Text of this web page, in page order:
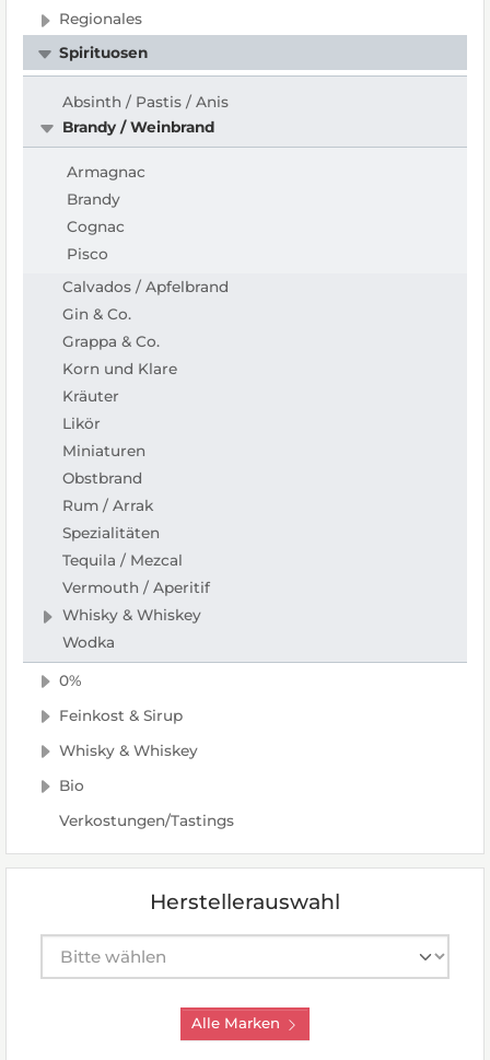
Regionales
Spirituosen
Absinth / Pastis / Anis
Brandy / Weinbrand
Armagnac
Brandy
Cognac
Pisco
Calvados / Apfelbrand
Gin & Co.
Grappa & Co.
Korn und Klare
Kräuter
Likör
Miniaturen
Obstbrand
Rum / Arrak
Spezialitäten
Tequila / Mezcal
Vermouth / Aperitif
Whisky & Whiskey
Wodka
0%
Feinkost & Sirup
Whisky & Whiskey
Bio
Verkostungen/Tastings
Herstellerauswahl
Alle Marken